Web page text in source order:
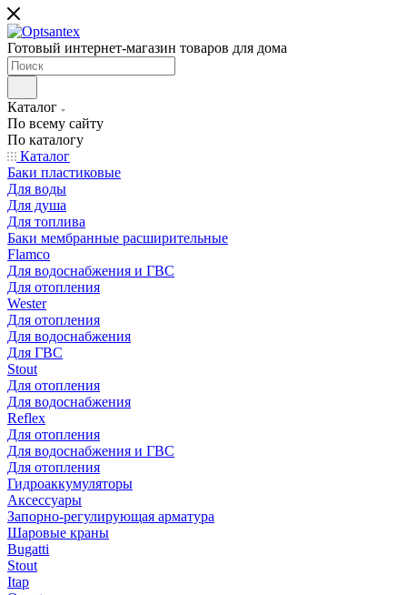
Готовый интернет-магазин товаров для дома
Каталог
По всему сайту
По каталогу
Каталог
Баки пластиковые
Для воды
Для душа
Для топлива
Баки мембранные расширительные
Flamco
Для водоснабжения и ГВС
Для отопления
Wester
Для отопления
Для водоснабжения
Для ГВС
Stout
Для отопления
Для водоснабжения
Reflex
Для отопления
Для водоснабжения и ГВС
Для отопления
Гидроаккумуляторы
Аксессуары
Запорно-регулирующая арматура
Шаровые краны
Bugatti
Stout
Itap